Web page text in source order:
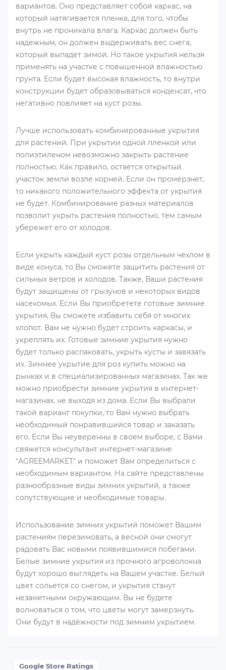
вариантов. Оно представляет собой каркас, на
который натягивается пленка, для того, чтобы
внутрь не проникала влага. Каркас должен быть
надежным, он должен выдерживать вес снега,
который выпадет зимой. Но такое укрытия нельзя
применять на участке с повышенной влажностью
грунта. Если будет высокая влажность, то внутри
конструкции будет образовываться конденсат, что
негативно повлияет на куст розы.
Лучше использовать комбинированные укрытия
для растений. При укрытии одной пленкой или
полиэтиленом невозможно закрыть растение
полностью. Как правило, остаётся открытый
участок земли возле корней. Если он промёрзнет,
то никакого положительного эффекта от укрытия
не будет. Комбинирование разных материалов
позволит укрыть растения полностью, тем самым
убережет его от холодов.
Если укрыть каждый куст розы отдельным чехлом в
виде конуса, то Вы сможете защитить растения от
сильных ветров и холодов. Также, Ваши растения
будут защищены от грызунов и некоторых видов
насекомых. Если Вы приобретете готовые зимние
укрытия, Вы сможете избавить себя от многих
хлопот. Вам не нужно будет строить каркасы, и
укреплять их. Готовые зимние укрытия нужно
будет только распаковать, укрыть кусты и завязать
их. Зимнее укрытие для роз купить можно на
рынках и в специализированных магазинах. Так же
можно приобрести зимние укрытия в интернет-
магазинах, не выходя из дома. Если Вы выбрали
такой вариант покупки, то Вам нужно выбрать
необходимый понравившийся товар и заказать
его. Если Вы неуверенны в своем выборе, с Вами
свяжется консультант интернет-магазине
"AGREEMARKET" и поможет Вам определиться с
необходимым вариантом. На сайте представлены
разнообразные виды зимних укрытий, а также
сопутствующие и необходимые товары.
Использование зимних укрытий поможет Вашим
растениям перезимовать, а весной они смогут
радовать Вас новыми появившимися побегами.
Белые зимние укрытия из прочного агроволокна
будут хорошо выглядеть на Вашем участке. Белый
цвет сольется со снегом, и укрытия станут
незаметными окружающим. Вы не будете
волноваться о том, что цветы могут замерзнуть.
Они будут в надёжности под зимним укрытием.
Google Store Ratings